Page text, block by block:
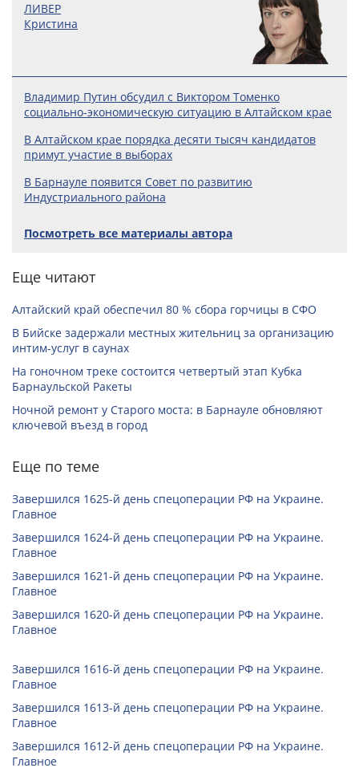
ЛИВЕР
Кристина
Владимир Путин обсудил с Виктором Томенко
социально-экономическую ситуацию в Алтайском крае
В Алтайском крае порядка десяти тысяч кандидатов
примут участие в выборах
В Барнауле появится Совет по развитию
Индустриального района
Посмотреть все материалы автора
Еще читают
Алтайский край обеспечил 80 % сбора горчицы в СФО
В Бийске задержали местных жительниц за организацию
интим-услуг в саунах
На гоночном треке состоится четвертый этап Кубка
Барнаульской Ракеты
Ночной ремонт у Старого моста: в Барнауле обновляют
ключевой въезд в город
Еще по теме
Завершился 1625-й день спецоперации РФ на Украине.
Главное
Завершился 1624-й день спецоперации РФ на Украине.
Главное
Завершился 1621-й день спецоперации РФ на Украине.
Главное
Завершился 1620-й день спецоперации РФ на Украине.
Главное
Завершился 1616-й день спецоперации РФ на Украине.
Главное
Завершился 1613-й день спецоперации РФ на Украине.
Главное
Завершился 1612-й день спецоперации РФ на Украине.
Главное